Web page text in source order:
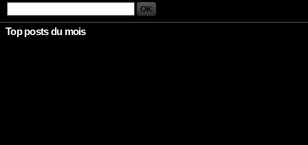
Top posts du mois